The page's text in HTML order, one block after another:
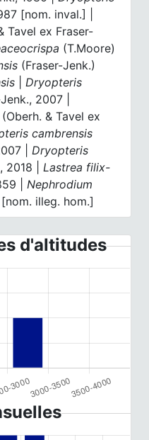
[nom. inval.] |
Tavel ex Fraser-
(T.Moore)
(Fraser-Jenk.)
|Dryopteris
2007 |
(Oberh. & Tavel ex
cambrensis
|Dryopteris
2018 |Lastrea filix-
|Nephrodium
illeg. hom.]
d'altitudes